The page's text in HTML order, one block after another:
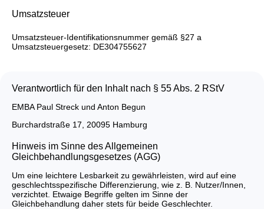
Umsatzsteuer
Umsatzsteuer-Identifikationsnummer gemäß §27 a
Umsatzsteuergesetz: DE304755627
Rechtliche
Informationen
Verantwortlich für den Inhalt nach § 55 Abs. 2 RStV
EMBA Paul Streck und Anton Begun
Burchardstraße 17, 20095 Hamburg
Hinweis im Sinne des Allgemeinen
Gleichbehandlungsgesetzes (AGG)
Um eine leichtere Lesbarkeit zu gewährleisten, wird auf eine
geschlechtsspezifische Differenzierung, wie z. B. Nutzer/Innen,
verzichtet. Etwaige Begriffe gelten im Sinne der
Gleichbehandlung daher stets für beide Geschlechter.